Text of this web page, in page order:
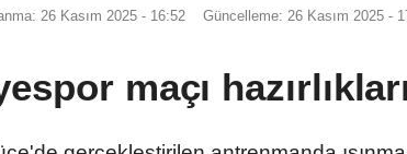
26 Kasım 2025 - 16:52 Güncelleme: 26 Kasım 2025 -
maçı